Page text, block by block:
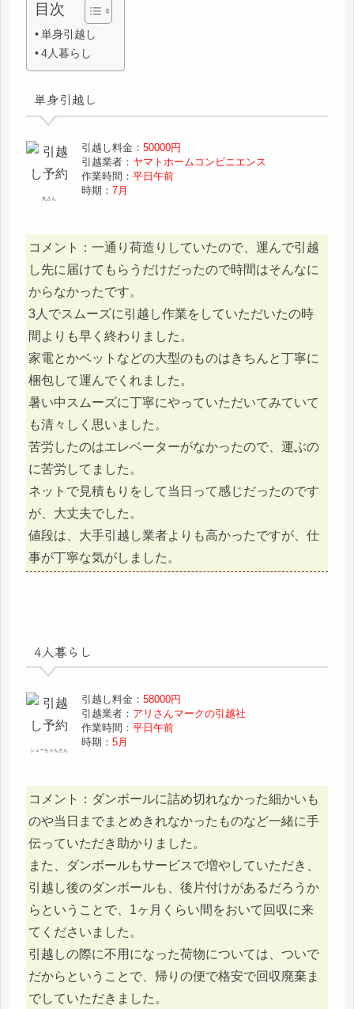
目次
単身引越し
4人暮らし
単身引越し
丸さん
引越し料金：50000円
引越業者： ヤマトホームコンビニエンス
作業時間：平日午前
時期：7月
コメント：一通り荷造りしていたので、運んで引越
し先に届けてもらうだけだったので時間はそんなに
からなかったです。
3人でスムーズに引越し作業をしていただいたの時
間よりも早く終わりました。
家電とかベットなどの大型のものはきちんと丁寧に
梱包して運んでくれました。
暑い中スムーズに丁寧にやっていただいてみていて
も清々しく思いました。
苦労したのはエレベーターがなかったので、運ぶの
に苦労してました。
ネットで見積もりをして当日って感じだったのです
が、大丈夫でした。
値段は、大手引越し業者よりも高かったですが、仕
事が丁寧な気がしました。
4人暮らし
シューちゃんさん
引越し料金：58000円
引越業者： アリさんマークの引越社
作業時間：平日午前
時期：5月
コメント：ダンボールに詰め切れなかった細かいも
のや当日までまとめきれなかったものなど一緒に手
伝っていただき助かりました。
また、ダンボールもサービスで増やしていただき、
引越し後のダンボールも、後片付けがあるだろうか
らということで、1ヶ月くらい間をおいて回収に来
てくださいました。
引越しの際に不用になった荷物については、ついで
だからということで、帰りの便で格安で回収廃棄ま
でしていただきました。